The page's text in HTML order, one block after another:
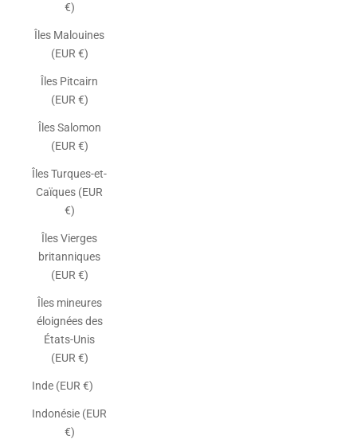
€)
Îles Malouines
(EUR €)
Îles Pitcairn
(EUR €)
Îles Salomon
(EUR €)
Îles Turques-et-
Caïques (EUR
€)
Îles Vierges
britanniques
(EUR €)
Îles mineures
éloignées des
États-Unis
(EUR €)
Inde (EUR €)
Indonésie (EUR
€)